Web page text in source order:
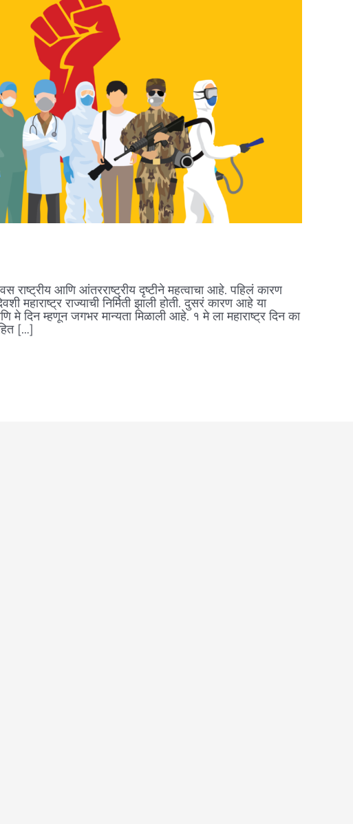
आणि आंतरराष्ट्रीय दृष्टीने महत्वाचा आहे. पहिलं कारण
महाराष्ट्र राज्याची निर्मिती झाली होती. दुसरं कारण आहे या
मे दिन म्हणून जगभर मान्यता मिळाली आहे. १ मे ला महाराष्ट्र दिन का
[…]